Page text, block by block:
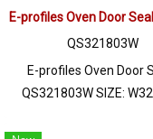
E-profiles Oven Door
QS321803W
E-profiles Oven Door
QS321803W SIZE: